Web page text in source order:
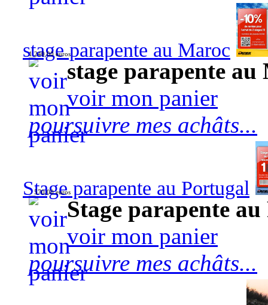
stage parapente au Maroc
1 240,00 euros
stage parapente au
voir mon panier
poursuivre mes achâts...
Stage parapente au Portugal
570,00 euros
Stage parapente
voir mon panier
poursuivre mes achâts...